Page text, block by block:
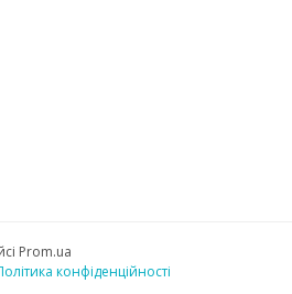
Prom.ua
конфіденційності